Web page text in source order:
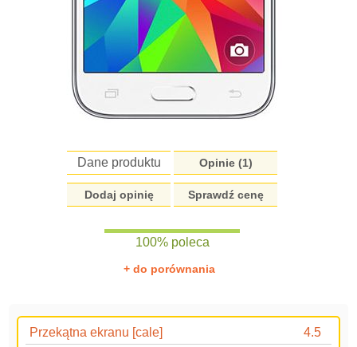
Dane produktu Opinie (1)
Dodaj opinię Sprawdź cenę
100% poleca
+ do porównania
Przekątna ekranu [cale]
4.5